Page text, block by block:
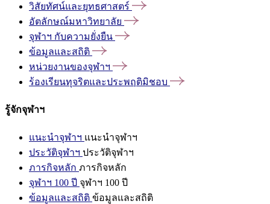
วิสัยทัศน์และยุทธศาสตร์
อัตลักษณ์มหาวิทยาลัย
จุฬาฯ กับความยั่งยืน
ข้อมูลและสถิติ
หน่วยงานของจุฬาฯ
ร้องเรียนทุจริตและประพฤติมิชอบ
รู้จักจุฬาฯ
แนะนำจุฬาฯ แนะนำจุฬาฯ
ประวัติจุฬาฯ ประวัติจุฬาฯ
ภารกิจหลัก ภารกิจหลัก
จุฬาฯ 100 ปี จุฬาฯ 100 ปี
ข้อมูลและสถิติ ข้อมูลและสถิติ